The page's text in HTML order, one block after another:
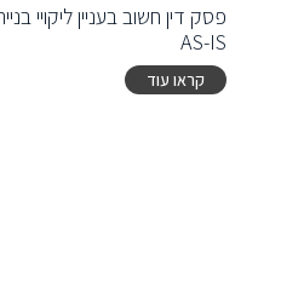
פסק דין חשוב בעניין ליקויי
AS-IS
קראו עוד